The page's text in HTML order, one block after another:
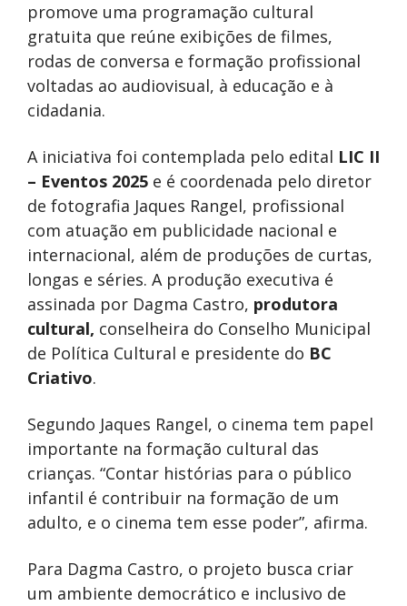
promove uma programação cultural
gratuita que reúne exibições de filmes,
rodas de conversa e formação profissional
voltadas ao audiovisual, à educação e à
cidadania.
A iniciativa foi contemplada pelo edital LIC II
– Eventos 2025 e é coordenada pelo diretor
de fotografia Jaques Rangel, profissional
com atuação em publicidade nacional e
internacional, além de produções de curtas,
longas e séries. A produção executiva é
assinada por Dagma Castro, produtora
cultural, conselheira do Conselho Municipal
de Política Cultural e presidente do BC
Criativo.
Segundo Jaques Rangel, o cinema tem papel
importante na formação cultural das
crianças. “Contar histórias para o público
infantil é contribuir na formação de um
adulto, e o cinema tem esse poder”, afirma.
Para Dagma Castro, o projeto busca criar
um ambiente democrático e inclusivo de